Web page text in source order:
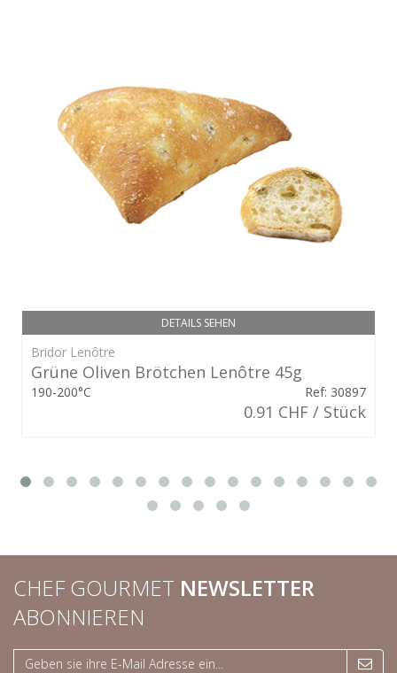
DETAILS SEHEN
Bridor Lenôtre
Grüne Oliven Brötchen Lenôtre 45g
190-200°C Ref: 30897
0.91 CHF / Stück
CHEF GOURMET NEWSLETTER
ABONNIEREN